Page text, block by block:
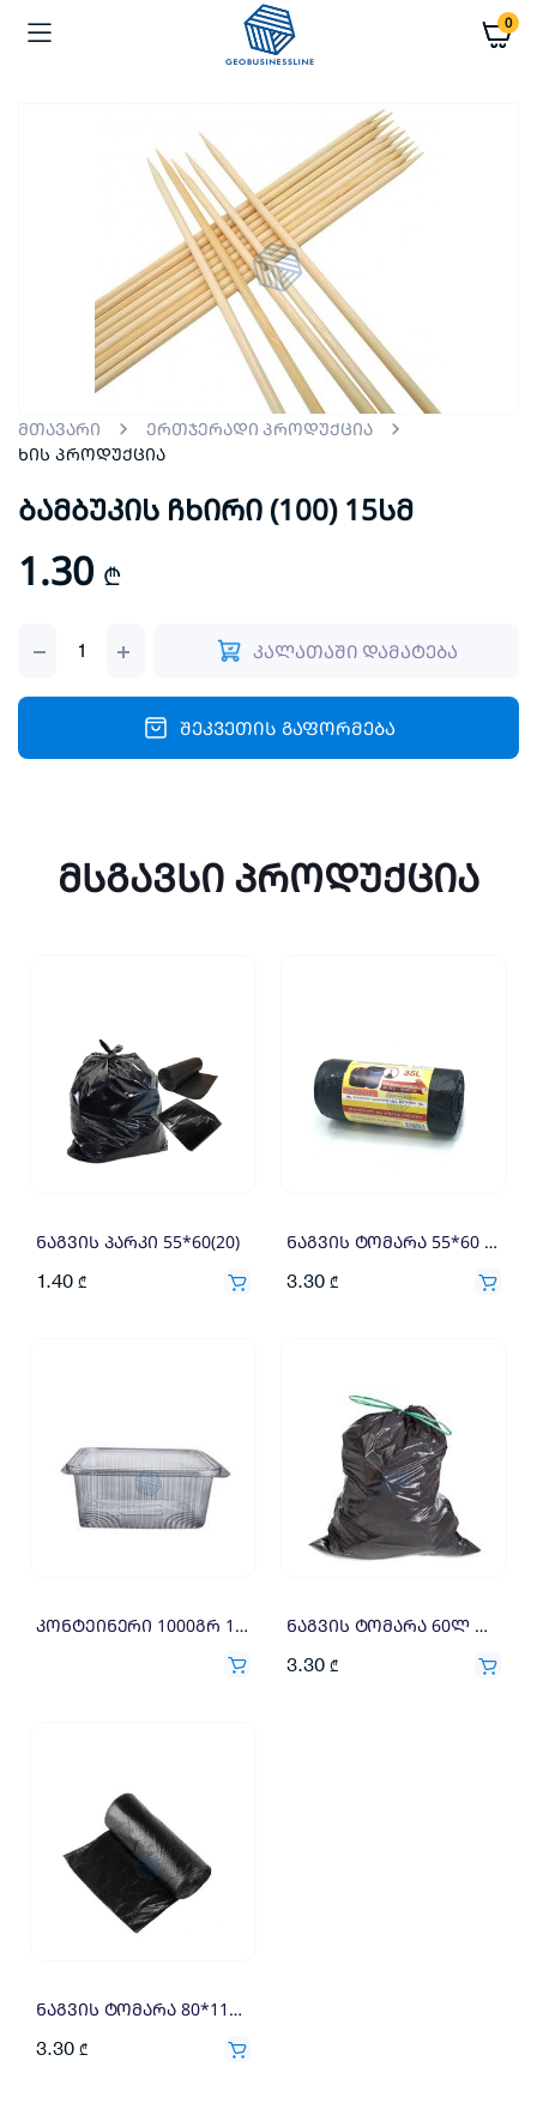
0
მთავარი
ერთჯერადი პროდუქცია
ხის პროდუქცია
ბამბუკის ჩხირი (100) 15სმ
1.30 ₾
ჩხირი
15სმ
კალათაში დამატება
შეკვეთის გაფორმება
მსგავსი პროდუქცია
ნაგვის პარკი 55*60(20)
1.40 ₾
ნაგვის ტომარა 55*60 თასმით(20)
3.30 ₾
კონტეინერი 1000გრ 1=100X0.19 ნაგვის ტომარა 60ლ თასმით (10)
3.30 ₾
ნაგვის ტომარა 80*110 (10) 9მკრ
3.30 ₾